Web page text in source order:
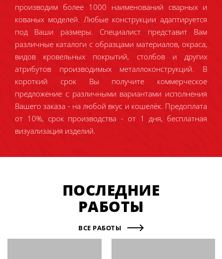
производим более 1000 наименований сварных и
кованых моделей. Любые конструкции адаптируется
под Ваши размеры. Специалист представит Вам
различные каталоги с образцами материалов, окраса,
видов кровельных покрытий, столбов и других
атрибутов производимых металлоконструкций. В
короткий срок Вы получите коммерческое
предложение с различными вариантами исполнения
Вашего заказа - на любой вкус и кошелёк. Предоплата
от 10%, срок производства - от 1 дня, бесплатная
визуализация изделий.
ПОСЛЕДНИЕ
РАБОТЫ
ВСЕ РАБОТЫ